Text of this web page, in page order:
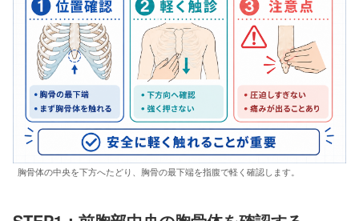
胸骨体の中央を下方へたどり、胸骨の最下端を指腹で軽く確認します。